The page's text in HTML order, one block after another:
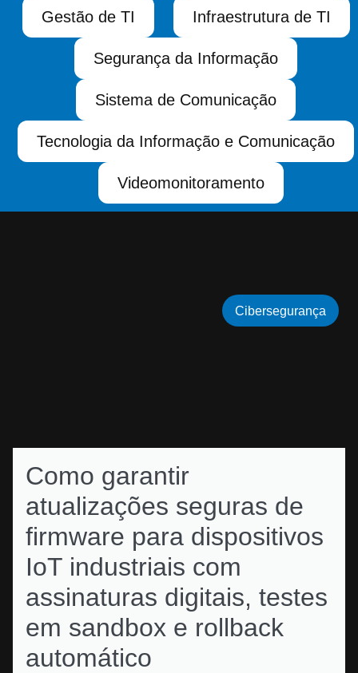
Gestão de TI Infraestrutura de TI
Segurança da Informação
Sistema de Comunicação
Tecnologia da Informação e Comunicação
Videomonitoramento
Como garantir
atualizações seguras de
firmware para dispositivos
IoT industriais com
assinaturas digitais, testes
em sandbox e rollback
automático
Cibersegurança